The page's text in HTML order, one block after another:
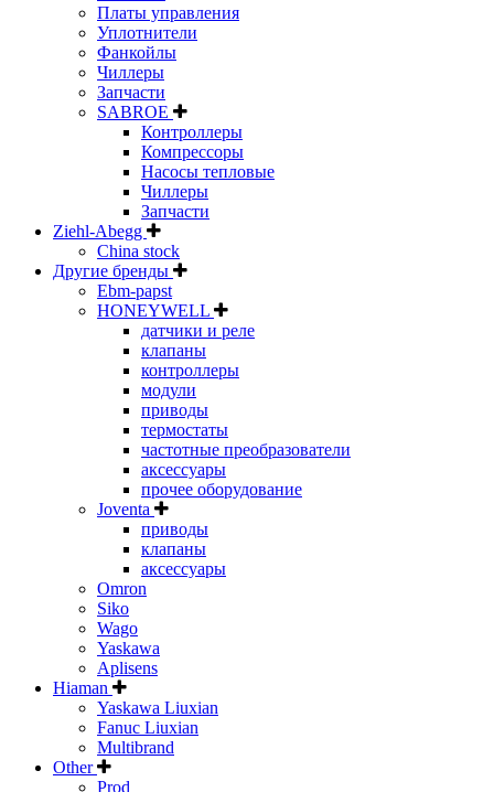
Платы управления
Уплотнители
Фанкойлы
Чиллеры
Запчасти
SABROE
Контроллеры
Компрессоры
Насосы тепловые
Чиллеры
Запчасти
Ziehl-Abegg
China stock
Другие бренды
Ebm-papst
HONEYWELL
датчики и реле
клапаны
контроллеры
модули
приводы
термостаты
частотные преобразователи
аксессуары
прочее оборудование
Joventa
приводы
клапаны
аксессуары
Omron
Siko
Wago
Yaskawa
Aplisens
Hiaman
Yaskawa Liuxian
Fanuc Liuxian
Multibrand
Other
Prod